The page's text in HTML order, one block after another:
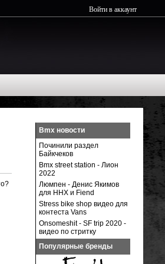
Войти в аккаунт
Bmx новости
Починили раздел
Байкчеков
Bmx street station - Лион
2022
Люмпен - Денис Якимов
для ННХ и Fiend
Stress bike shop видео для
контеста Vans
Onsomeshit - SF trip 2020 -
видео по стритку
Популярные бренды